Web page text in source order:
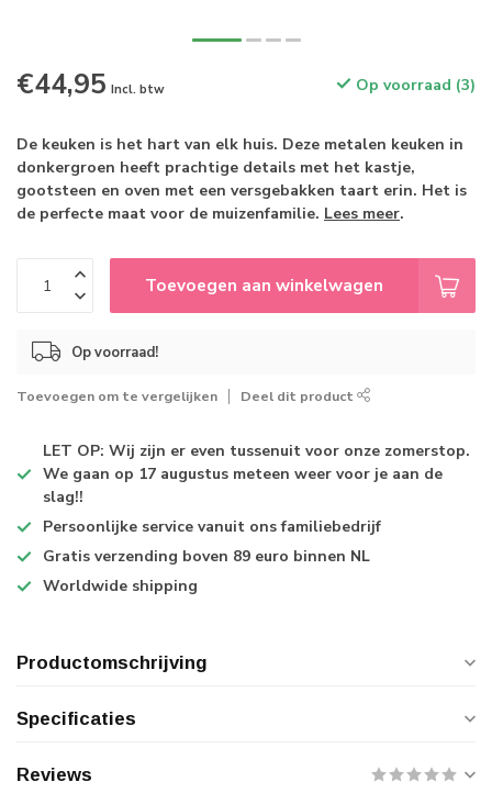
€44,95 Incl. btw Op voorraad (3)
De keuken is het hart van elk huis. Deze metalen keuken in
donkergroen heeft prachtige details met het kastje,
gootsteen en oven met een versgebakken taart erin. Het is
de perfecte maat voor de muizenfamilie. Lees meer.
Toevoegen aan winkelwagen
Op voorraad!
Toevoegen om te vergelijken Deel dit product
LET OP: Wij zijn er even tussenuit voor onze zomerstop.
We gaan op 17 augustus meteen weer voor je aan de
slag!!
Persoonlijke service vanuit ons familiebedrijf
Gratis verzending boven 89 euro binnen NL
Worldwide shipping
Productomschrijving
Specificaties
Reviews